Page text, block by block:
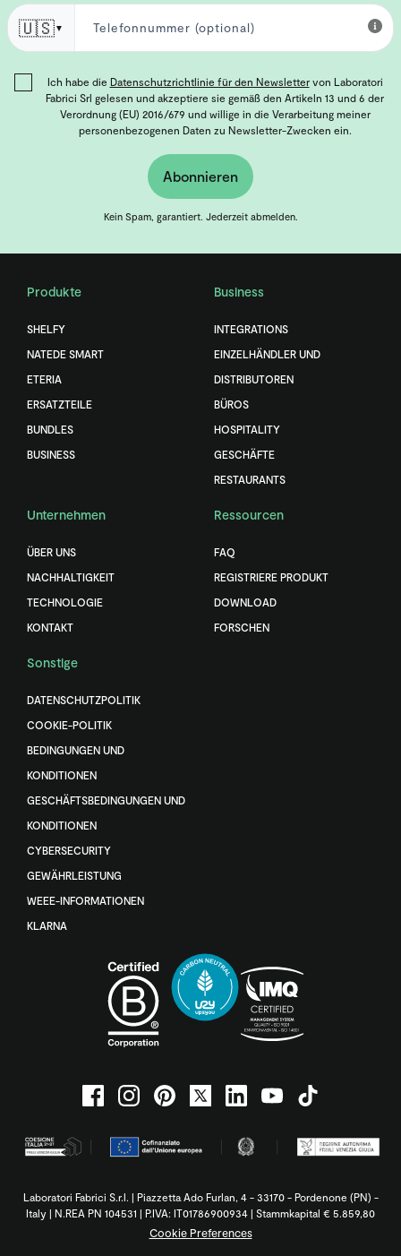
🇺🇸▼
Ich habe die Datenschutzrichtlinie für den Newslettervon Laboratori
Fabrici Srl gelesen und akzeptiere sie gemäß den Artikeln 13 und 6 der
Verordnung (EU) 2016/679 und willige in die Verarbeitung meiner
personenbezogenen Daten zu Newsletter-Zwecken ein.
Abonnieren
Kein Spam, garantiert. Jederzeit abmelden.
Produkte
SHELFY
NATEDE SMART
ETERIA
ERSATZTEILE
BUNDLES
BUSINESS
Business
INTEGRATIONS
EINZELHÄNDLER UND
DISTRIBUTOREN
BÜROS
HOSPITALITY
GESCHÄFTE
RESTAURANTS
Unternehmen
ÜBER UNS
NACHHALTIGKEIT
TECHNOLOGIE
KONTAKT
Ressourcen
FAQ
REGISTRIERE PRODUKT
DOWNLOAD
FORSCHEN
Sonstige
DATENSCHUTZPOLITIK
COOKIE-POLITIK
BEDINGUNGEN UND
KONDITIONEN
GESCHÄFTSBEDINGUNGEN UND
KONDITIONEN
CYBERSECURITY
GEWÄHRLEISTUNG
WEEE-INFORMATIONEN
KLARNA
Laboratori Fabrici S.r.l. | Piazzetta Ado Furlan, 4 - 33170 - Pordenone (PN) -
Italy | N.REA PN 104531 | P.IVA: IT01786900934 | Stammkapital € 5.859,80
Cookie Preferences